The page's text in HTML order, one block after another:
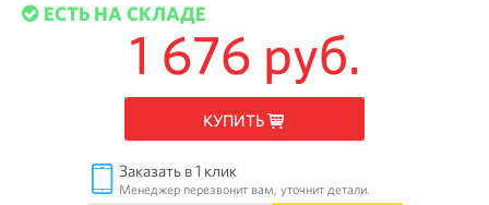
ЕСТЬ НА СКЛАДЕ
1 676 руб.
КУПИТЬ
Заказать в 1 клик
Менеджер перезвонит вам, уточнит детали.